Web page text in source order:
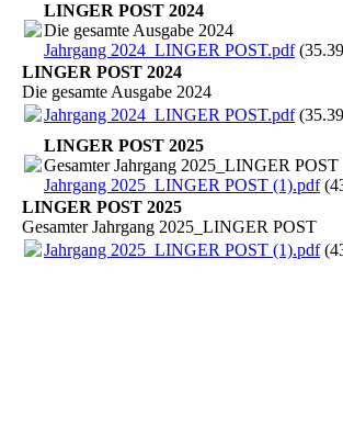
LINGER POST 2024
Die gesamte Ausgabe 2024
Jahrgang 2024_LINGER POST.pdf
LINGER POST 2024
Die gesamte Ausgabe 2024
Jahrgang 2024_LINGER POST.pdf
LINGER POST 2025
Gesamter Jahrgang 2025_LINGER POST
Jahrgang 2025_LINGER POST (1).pdf
LINGER POST 2025
Gesamter Jahrgang 2025_LINGER POST
Jahrgang 2025_LINGER POST (1).pdf